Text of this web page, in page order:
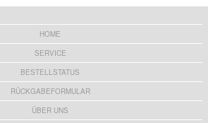
HOME
SERVICE
BESTELLSTATUS
RÜCKGABEFORMULAR
ÜBER UNS